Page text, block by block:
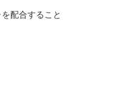
配合すること